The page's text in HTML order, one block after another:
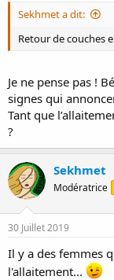
Sekhmet a dit:
Retour de couches
Je ne pense pas !
signes qui
Tant que
?
Sekhmet
Modératrice
30 Juillet 2019
Il y a des femmes
l'allaitement...